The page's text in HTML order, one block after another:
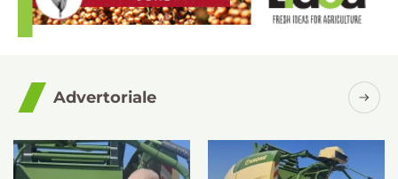
Advertoriale